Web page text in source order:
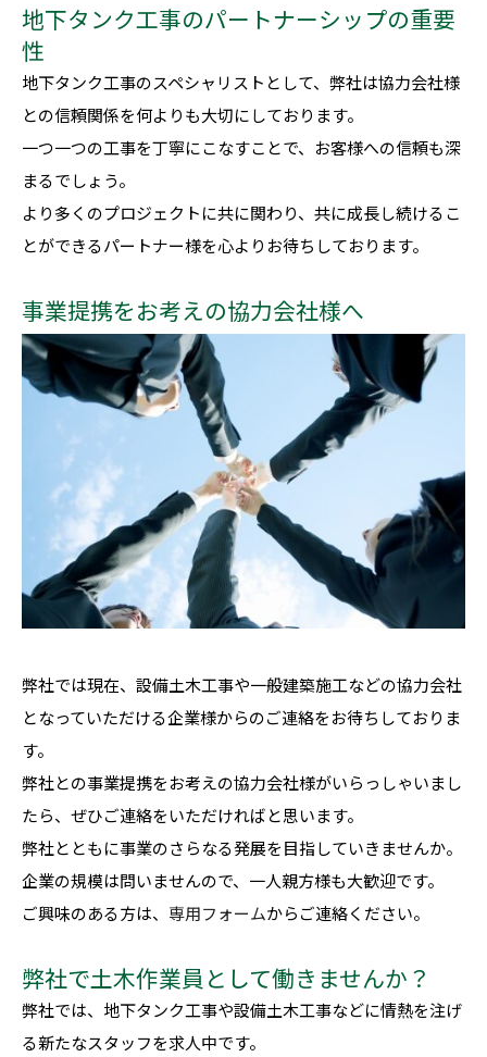
地下タンク工事のパートナーシップの重要
性
地下タンク工事のスペシャリストとして、弊社は協力会社様
との信頼関係を何よりも大切にしております。
一つ一つの工事を丁寧にこなすことで、お客様への信頼も深
まるでしょう。
より多くのプロジェクトに共に関わり、共に成長し続けるこ
とができるパートナー様を心よりお待ちしております。
事業提携をお考えの協力会社様へ
弊社では現在、設備土木工事や一般建築施工などの協力会社
となっていただける企業様からのご連絡をお待ちしておりま
す。
弊社との事業提携をお考えの協力会社様がいらっしゃいまし
たら、ぜひご連絡をいただければと思います。
弊社とともに事業のさらなる発展を目指していきませんか。
企業の規模は問いませんので、一人親方様も大歓迎です。
ご興味のある方は、 専用フォームからご連絡ください。
弊社で土木作業員として働きませんか？
弊社では、地下タンク工事や設備土木工事などに情熱を注げ
る新たなスタッフを求人中です。